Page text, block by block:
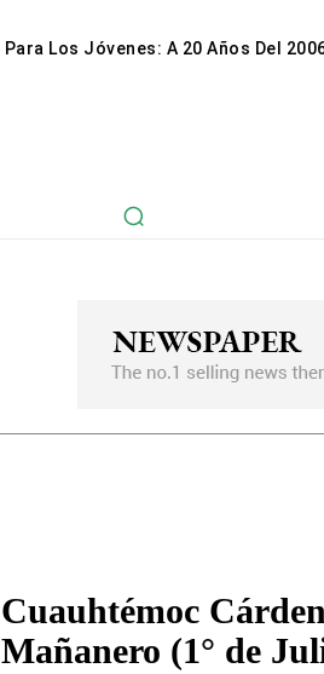
Para Los Jóvenes: A 20 Años Del
Cuauhtémoc
Mañanero (1° de